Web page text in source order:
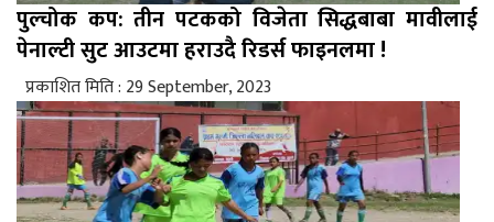
पुल्चोक कप: तीन पटकको विजेता सिद्धबाबा मावीलाई
पेनाल्टी सुट आउटमा हराउदै रिडर्स फाइनलमा !
प्रकाशित मिति : 29 September, 2023